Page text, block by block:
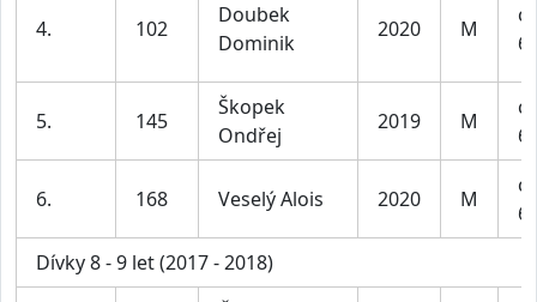
4. 102
Doubek
Dominik
2020 M
5. 145
Škopek
Ondřej
2019 M
6. 168 Veselý Alois 2020 M
Dívky 8 - 9 let (2017 - 2018)